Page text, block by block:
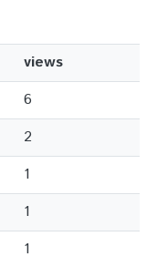
views
6
2
1
1
1